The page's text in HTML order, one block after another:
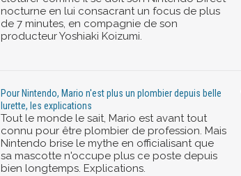
nocturne en lui consacrant un focus de plus
de 7 minutes, en compagnie de son
producteur Yoshiaki Koizumi.
Pour Nintendo, Mario n'est plus un plombier depuis belle
lurette, les explications
Tout le monde le sait, Mario est avant tout
connu pour être plombier de profession. Mais
Nintendo brise le mythe en officialisant que
sa mascotte n'occupe plus ce poste depuis
bien longtemps. Explications.